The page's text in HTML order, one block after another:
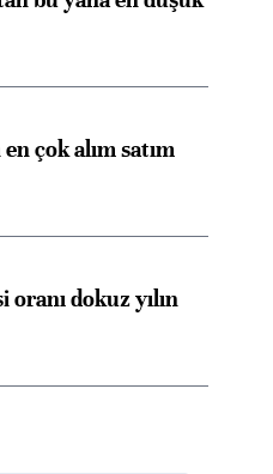
çok alım satım
dokuz yılın